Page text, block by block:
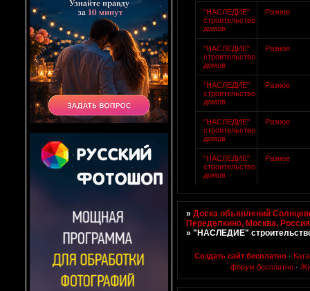
"НАСЛЕДИЕ"
строительство
домов
Разное
"НАСЛЕДИЕ"
строительство
домов
Разное
"НАСЛЕДИЕ"
строительство
домов
Разное
"НАСЛЕДИЕ"
строительство
домов
Разное
"НАСЛЕДИЕ"
строительство
домов
Разное
»Доска объявлений
Переделкино, Москва, Россия
»"НАСЛЕДИЕ"
Создать сайт бесплатно ·
форум бесплатно ·